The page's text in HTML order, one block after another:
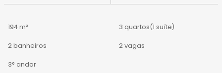
194 m² 3 quartos(1 suíte)
2 banheiros 2 vagas
3° andar